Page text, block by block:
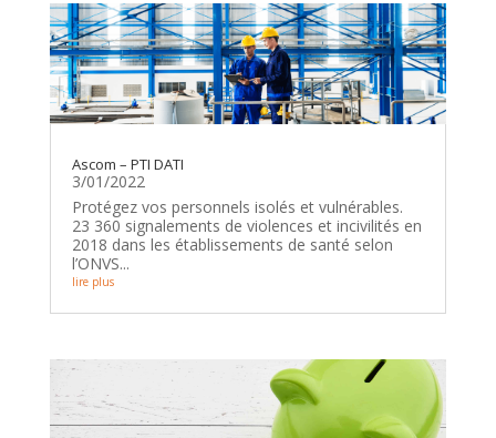
Ascom – PTI DATI
3/01/2022
Protégez vos personnels isolés et vulnérables.
23 360 signalements de violences et incivilités en
2018 dans les établissements de santé selon
l’ONVS...
lire plus